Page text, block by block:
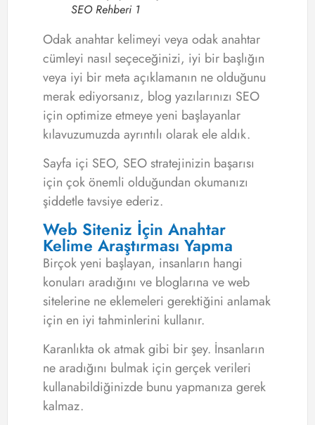
SEO Rehberi 1
Odak anahtar kelimeyi veya odak anahtar
cümleyi nasıl seçeceğinizi, iyi bir başlığın
veya iyi bir meta açıklamanın ne olduğunu
merak ediyorsanız, blog yazılarınızı SEO
için optimize etmeye yeni başlayanlar
kılavuzumuzda ayrıntılı olarak ele aldık.
Sayfa içi SEO, SEO stratejinizin başarısı
için çok önemli olduğundan okumanızı
şiddetle tavsiye ederiz.
Web Siteniz İçin Anahtar
Kelime Araştırması Yapma
Birçok yeni başlayan, insanların hangi
konuları aradığını ve bloglarına ve web
sitelerine ne eklemeleri gerektiğini anlamak
için en iyi tahminlerini kullanır.
Karanlıkta ok atmak gibi bir şey. İnsanların
ne aradığını bulmak için gerçek verileri
kullanabildiğinizde bunu yapmanıza gerek
kalmaz.